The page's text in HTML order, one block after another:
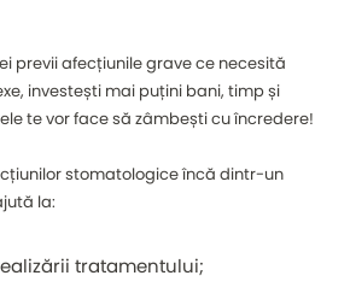
previi afecțiunile grave ce necesită
investești mai puțini bani, timp și
te vor face să zâmbești cu încredere!
stomatologice încă dintr-un
la:
tratamentului;